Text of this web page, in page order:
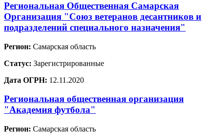
Региональная Общественная Самарская
Организация "Союз ветеранов десантников и
подразделений специального назначения"
Регион: Самарская область
Статус: Зарегистрированные
Дата ОГРН: 12.11.2020
Региональная общественная организация
"Академия футбола"
Регион: Самарская область